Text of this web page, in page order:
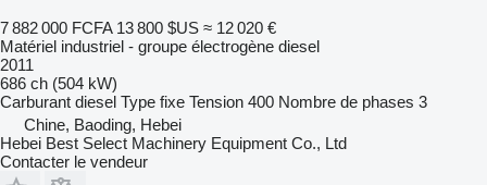
7 882 000 FCFA 13 800 $US ≈ 12 020 €
Matériel industriel - groupe électrogène diesel
2011
686 ch (504 kW)
Carburant diesel Type fixe Tension 400 Nombre de phases 3
Chine, Baoding, Hebei
Hebei Best Select Machinery Equipment Co., Ltd
Contacter le vendeur